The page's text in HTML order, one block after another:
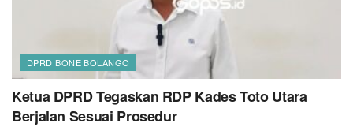
DPRD BONE BOLANGO
Ketua DPRD Tegaskan RDP Kades Toto Utara
Berjalan Sesuai Prosedur